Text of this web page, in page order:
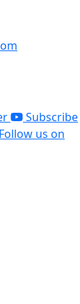
Subscribe
Follow us on